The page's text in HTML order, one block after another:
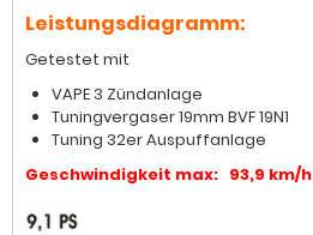
Leistungsdiagramm:
Getestet mit
VAPE 3 Zündanlage
Tuningvergaser 19mm BVF 19N1
Tuning 32er Auspuffanlage
Geschwindigkeit max: 93,9 km/h